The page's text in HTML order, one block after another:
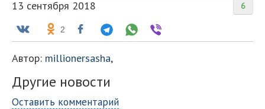
6
13 сентября 2018
2
Автор: millionersasha,
Другие новости
Оставить комментарий